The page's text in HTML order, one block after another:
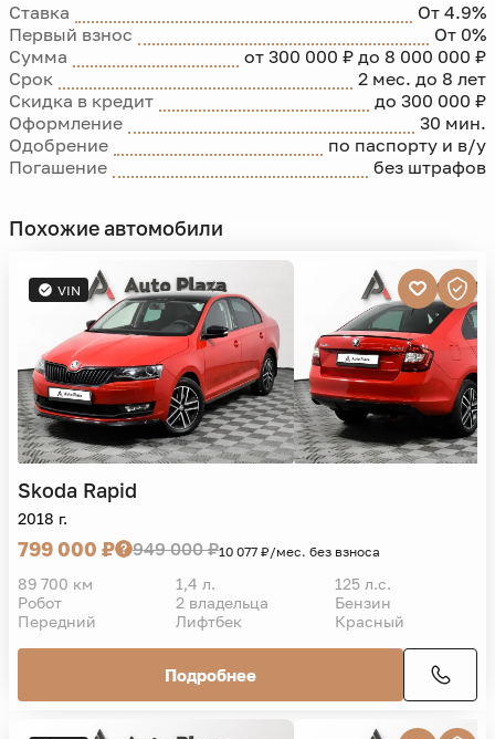
Ставка
От 4.9%
Первый взнос
От 0%
Сумма
от 300 000 ₽ до 8 000 000 ₽
Срок
2 мес. до 8 лет
Скидка в кредит
до 300 000 ₽
Оформление
30 мин.
Одобрение
по паспорту и в/у
Погашение
без штрафов
Похожие автомобили
VIN
Skoda Rapid
2018 г.
799 000 ₽ 949 000 ₽10 077 ₽/мес. без взноса
89 700 км 1,4 л.
125 л.с.
Робот
2 владельца
Бензин
Передний
Лифтбек Красный
Подробнее